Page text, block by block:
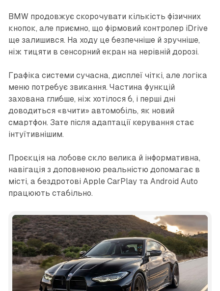
BMW продовжує скорочувати кількість фізичних
кнопок, але приємно, що фірмовий контролер iDrive
ще залишився. На ходу це безпечніше й зручніше,
ніж тицяти в сенсорний екран на нерівній дорозі.
Графіка системи сучасна, дисплеї чіткі, але логіка
меню потребує звикання. Частина функцій
захована глибше, ніж хотілося б, і перші дні
доводиться «вчити» автомобіль, як новий
смартфон. Зате після адаптації керування стає
інтуїтивнішим.
Проєкція на лобове скло велика й інформативна,
навігація з доповненою реальністю допомагає в
місті, а бездротові Apple CarPlay та Android Auto
працюють стабільно.